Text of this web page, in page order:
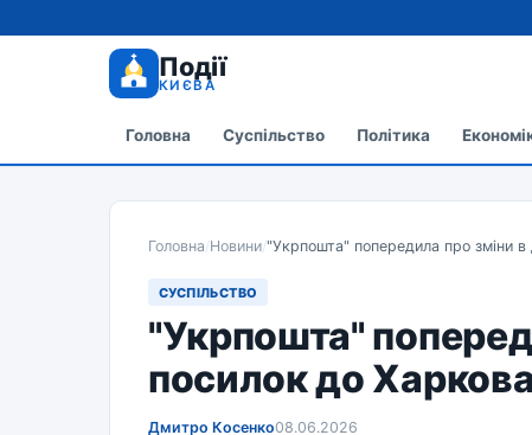
Події
КИЄВА
Головна Суспільство Політика
Головна/Новини/"Укрпошта" попередила про зміни в
СУСПІЛЬСТВО
"Укрпошта"
посилок до
Дмитро Косенко08.06.2026